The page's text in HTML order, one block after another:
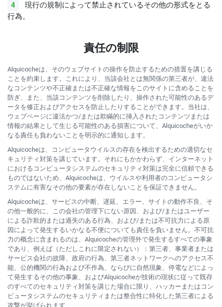
現行の規制によって禁止されているその他の形式をとる
行為。
責任の制限
Alquicocheは、そのウェブサイトの操作を防止するための措置を講じる
ことを約束します。これにより、当該会社とは無関係の第三者が、違法
なコンテンツや不正確または不正確な情報をこのサイトに含めることを
防ぎ、また、当該コンテンツを削除したり、操作された可能性のあるデ
ータを修正およびアクセスを防止したりすることができます。当社は、
ウェブページに違法かつ/または欺瞞的に挿入されたコンテンツまたは
情報の結果として生じる可能性のある損害について、Alquicocheがいか
なる責任も負わないことを明示的に通知します。
Alquicocheは、コンピュータウイルスの存在を検出するための適切なセ
キュリティ対策を講じています。それにもかかわらず、インターネット
におけるコンピュータシステムのセキュリティ対策は完全に信頼できる
ものではないため、Alquicocheは、ウイルスや利用者のコンピュータシ
ステムに有害なその他の要素が存在しないことを保証できません。
Alquicocheは、サービスの中断、遅延、エラー、サイトの動作不良、そ
の他一般的に、この会社の管理下にない原因、および/またはユーザー
による詐欺的または過失のある行為、および/または不可抗力による原
因によって発生するいかなる不便についても責任を負いません。不可抗
力の概念に含まれるのは、Alquicocheの管理外で発生するすべての事象
であり、例えば（ただしこれに限定されない）：第三者、事業者または
サービス会社の故障、政府の行為、第三者ネットワークへのアクセス不
能、公的機関の行為および不作為、ならびに自然現象、停電などによっ
て発生するその他の事象、およびAlquicocheが技術の現状に従って既存
のすべてのセキュリティ対策を講じた場合に限り、ハッカーまたはコン
ピュータシステムのセキュリティまたは整合性に特化した第三者による
攻撃が挙げられます。